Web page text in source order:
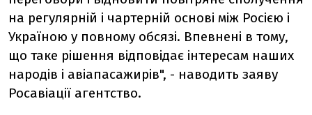
на регулярній і чартерній основі між Росією і
Україною у повному обсязі. Впевнені в тому,
що таке рішення відповідає інтересам наших
народів і авіапасажирів", - наводить заяву
Росавіації агентство.